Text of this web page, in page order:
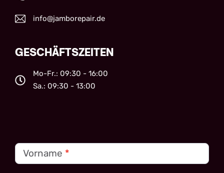
info@jamborepair.de
GESCHÄFTSZEITEN
Mo-Fr.: 09:30 - 16:00
Sa.: 09:30 - 13:00
Kontakt
Vorname *